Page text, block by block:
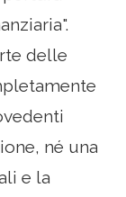
delle
né una
e la